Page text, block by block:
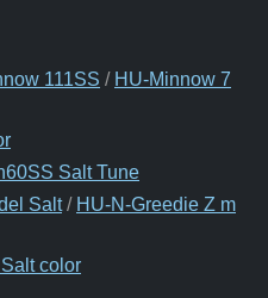
111SS / HU-Minnow 7
Salt Tune
Salt/ HU-N-Greedie Z m
color